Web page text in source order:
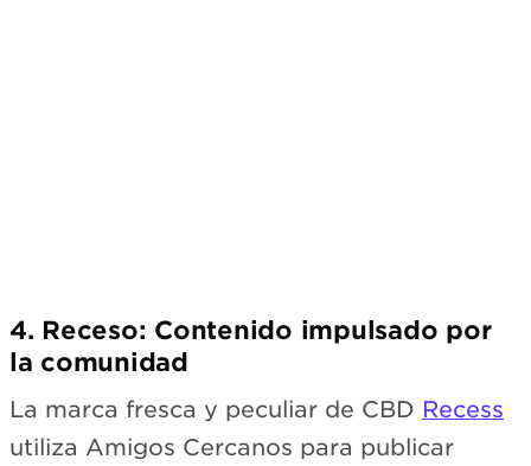
4. Receso: Contenido impulsado por
la comunidad
La marca fresca y peculiar de CBD Recess
utiliza Amigos Cercanos para publicar